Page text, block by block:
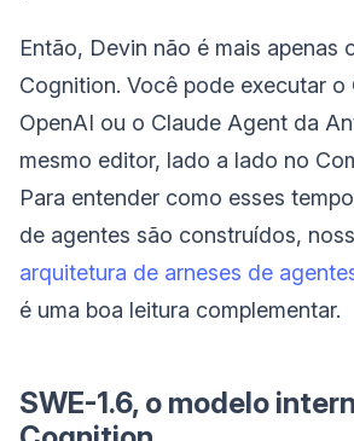
Então, Devin não é mais apenas
Cognition. Você pode executar o
OpenAI ou o Claude Agent da
mesmo editor, lado a lado no
Para entender como esses
de agentes são construídos,
arquitetura de arneses de
é uma boa leitura complementar.
SWE-1.6, o modelo